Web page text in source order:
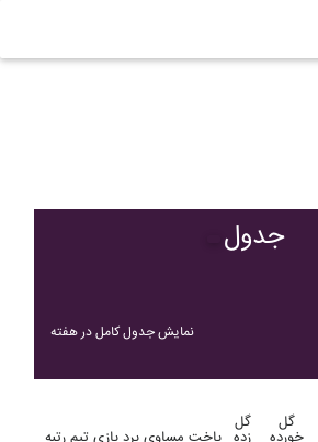
جدول
نمایش جدول کامل در هفته
گل گل